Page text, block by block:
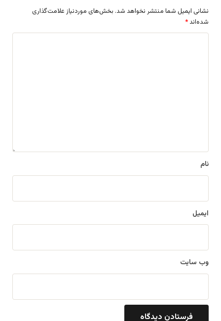
نشانی ایمیل شما منتشر نخواهد شد. بخش‌های موردنیاز علامت‌گذاری
شده‌اند *
نام
ایمیل
وب‌ سایت